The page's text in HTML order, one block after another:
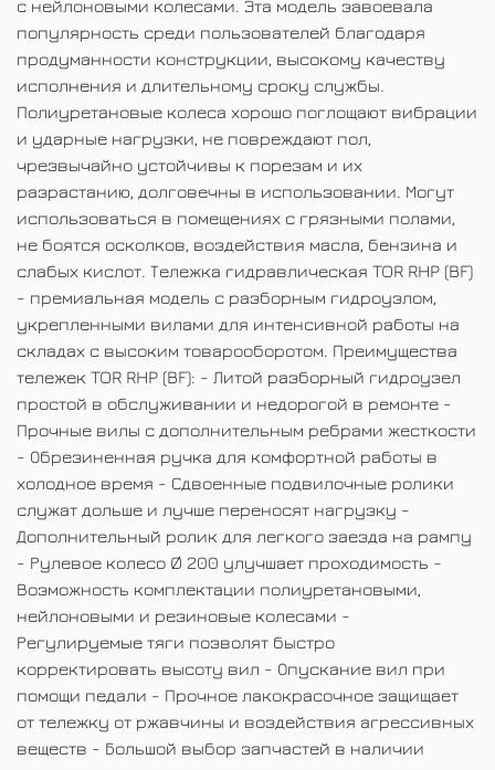
с нейлоновыми колесами. Эта модель завоевала
популярность среди пользователей благодаря
продуманности конструкции, высокому качеству
исполнения и длительному сроку службы.
Полиуретановые колеса хорошо поглощают вибрации
и ударные нагрузки, не повреждают пол,
чрезвычайно устойчивы к порезам и их
разрастанию, долговечны в использовании. Могут
использоваться в помещениях с грязными полами,
не боятся осколков, воздействия масла, бензина и
слабых кислот. Тележка гидравлическая TOR RHP (BF)
- премиальная модель с разборным гидроузлом,
укрепленными вилами для интенсивной работы на
складах с высоким товарооборотом. Преимущества
тележек TOR RHP (BF): - Литой разборный гидроузел
простой в обслуживании и недорогой в ремонте -
Прочные вилы с дополнительным ребрами жесткости
- Обрезиненная ручка для комфортной работы в
холодное время - Сдвоенные подвилочные ролики
служат дольше и лучше переносят нагрузку -
Дополнительный ролик для легкого заезда на рампу
- Рулевое колесо Ø 200 улучшает проходимость -
Возможность комплектации полиуретановыми,
нейлоновыми и резиновые колесами -
Регулируемые тяги позволят быстро
корректировать высоту вил - Опускание вил при
помощи педали - Прочное лакокрасочное защищает
от тележку от ржавчины и воздействия агрессивных
веществ - Большой выбор запчастей в наличии